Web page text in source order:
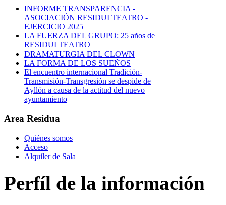
INFORME TRANSPARENCIA -
ASOCIACIÓN RESIDUI TEATRO -
EJERCICIO 2025
LA FUERZA DEL GRUPO: 25 años de
RESIDUI TEATRO
DRAMATURGIA DEL CLOWN
LA FORMA DE LOS SUEÑOS
El encuentro internacional Tradición-
Transmisión-Transgresión se despide de
Ayllón a causa de la actitud del nuevo
ayuntamiento
Area Residua
Quiénes somos
Acceso
Alquiler de Sala
Perfíl de la información